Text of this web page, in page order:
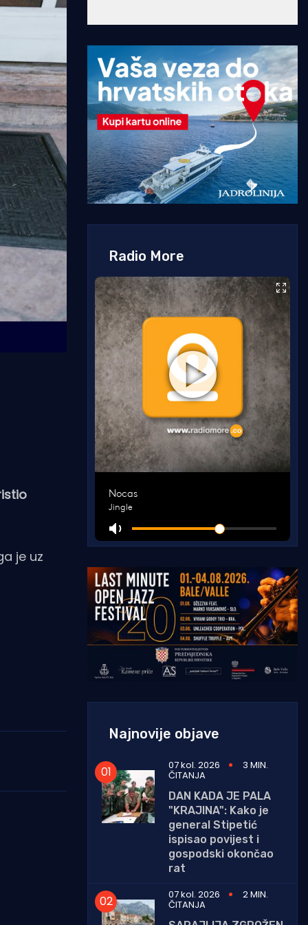
je uz
Radio More
Najnovije objave
07 kol. 2026 3 MIN.
ČITANJA
DAN KADA JE PALA
"KRAJINA": Kako je
general Stipetić
ispisao povijest i
gospodski okončao
rat
07 kol. 2026
2 MIN.
ČITANJA